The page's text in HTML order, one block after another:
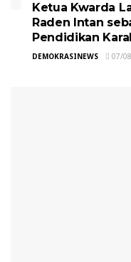
Ketua Kwarda
Raden Intan
Pendidikan
DEMOKRASINEWS 07/